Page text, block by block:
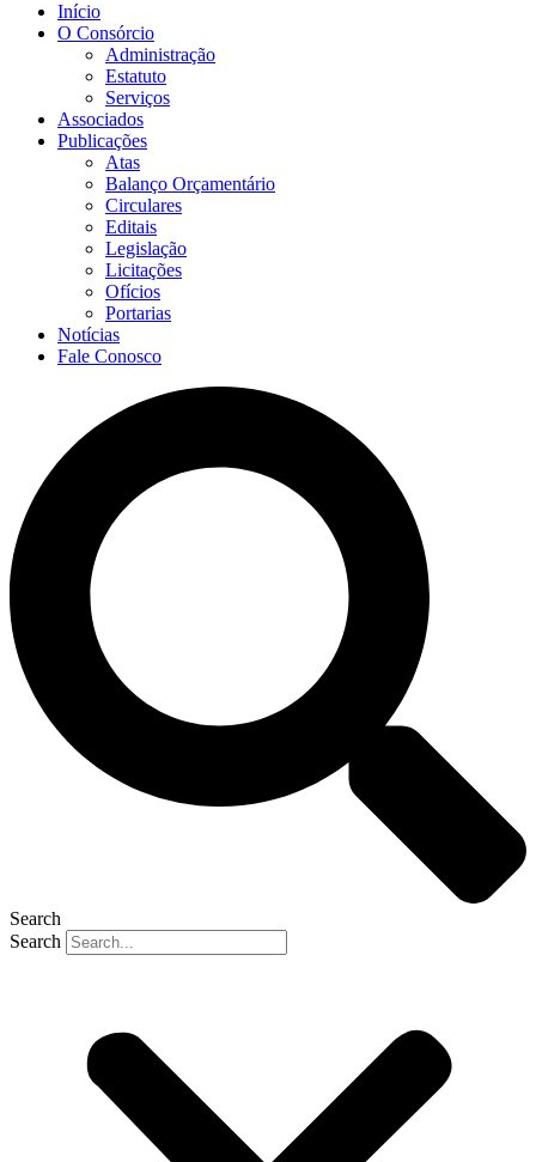
Início
O Consórcio
Administração
Estatuto
Serviços
Associados
Publicações
Atas
Balanço Orçamentário
Circulares
Editais
Legislação
Licitações
Ofícios
Portarias
Notícias
Fale Conosco
Search
Search